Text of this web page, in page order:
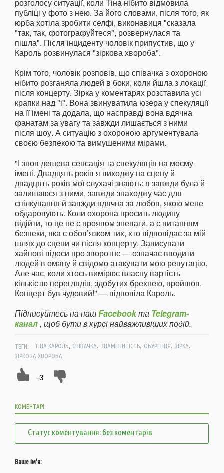
розголосу ситуації, коли Тіна нібито відмовила
публіці у фото з нею. За його словами, після того, як
юрба хотіла зробити селфі, виконавиця "сказала
"так, так, фотографуйтеся", розвернулася та
пішла". Після інциденту чоловік припустив, що у
Кароль розвинулася "зіркова хвороба".
Крім того, чоловік розповів, що співачка з охороною
нібито розганяла людей в боки, коли йшла з локації
після концерту. Зірка у коментарях розставила усі
крапки над "і". Вона звинуватила юзера у спекуляції
на її імені та додала, що насправді вона вдячна
фанатам за увагу та завжди лишається з ними
після шоу. А ситуацію з охороною аргументувала
своєю безпекою та вимушеними мірами.
"І знов дешева сенсація та спекуляція на моєму
імені. Двадцять років я виходжу на сцену й
двадцять років мої слухачі знають: я завжди була й
залишаюся з ними, завжди знаходжу час для
спілкування й завжди вдячна за любов, якою мене
обдаровують. Коли охорона просить людину
відійти, то це не є проявом зневаги, а є питанням
безпеки, яка є обов’язком тих, хто відповідає за мій
шлях до сцени чи після концерту. Записувати
хайпові відоси про зворотнє — означає вводити
людей в оману й свідомо атакувати мою репутацію.
Але час, коли хтось вимірює власну вартість
кількістю переглядів, здобутих брехнею, пройшов.
Концерт був чудовий!" — відповіла Кароль.
Підписуйтесь на нашFacebookта Telegram-
канал, щоб бути в курсі найважливіших подій.
ТЕГИ: ТІНА КАРОЛЬ, СПІВАЧКА, ЗНАМЕНИТІСТЬ, ОБУРЕННЯ, ЗІРКА,
ЗІРКОВА ХВОРОБА
-3
КОМЕНТАРІ:
Статус коментування: без коментарів
Ваше ім'я: